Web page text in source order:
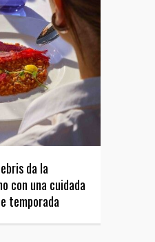
da la
con una cuidada
temporada